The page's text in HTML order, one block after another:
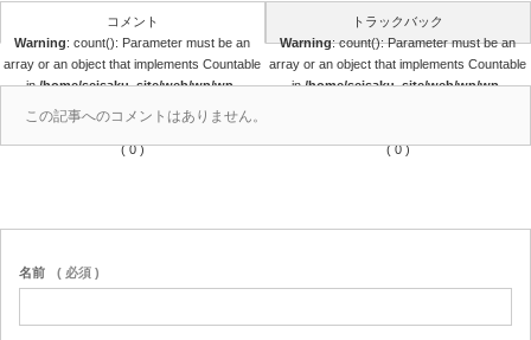
コメント
Warning: count(): Parameter must be an
array or an object that implements Countable
in/home/seisaku_site/web/wp/wp-
content/themes/seisaku/comments.php
36
( 0 )
トラックバック
Warning: count(): Parameter must be an
array or an object that implements Countable
in/home/seisaku_site/web/wp/wp-
( 0 )
この記事へのコメントはありません。
名前 ( 必須 )